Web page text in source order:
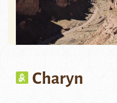
Charyn